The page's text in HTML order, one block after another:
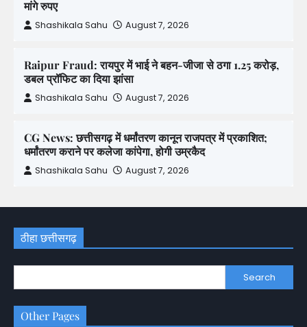
मांगे रुपए
Shashikala Sahu August 7, 2026
Raipur Fraud: रायपुर में भाई ने बहन-जीजा से ठगा 1.25 करोड़,
डबल प्रॉफिट का दिया झांसा
Shashikala Sahu August 7, 2026
CG News: छत्तीसगढ़ में धर्मांतरण कानून राजपत्र में प्रकाशित;
धर्मांतरण कराने पर कलेजा कांपेगा, होगी उम्रकैद
Shashikala Sahu August 7, 2026
ठीहा छत्तीसगढ़
Search
Other Pages